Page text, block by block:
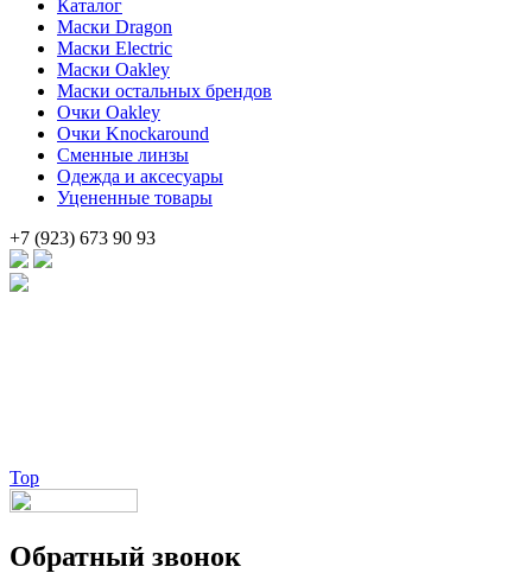
Каталог
Маски Dragon
Маски Electric
Маски Oakley
Маски остальных брендов
Очки Oakley
Очки Knockaround
Сменные линзы
Одежда и аксесуары
Уцененные товары
+7 (923) 673 90 93
Top
Обратный звонок